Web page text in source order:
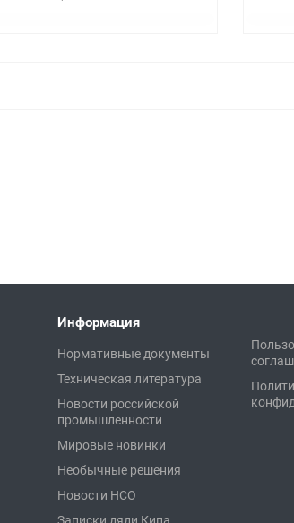
Информация
Нормативные документы
Техническая литература
Новости российской
промышленности
Мировые новинки
Необычные решения
Новости НСО